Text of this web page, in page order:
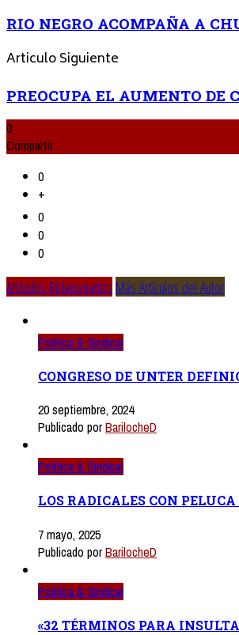
RIO NEGRO ACOMPAÑA A
Articulo Siguiente
PREOCUPA EL AUMENTO DE
0
Compartir
0
+
0
0
0
Artículos Relacionados Más Artículos del Autor
Política & Sindical
CONGRESO DE UNTER
20 septiembre, 2024
Publicado porBarilocheD
Política & Sindical
LOS RADICALES CON
7 mayo, 2025
Publicado porBarilocheD
Política & Sindical
«32 TÉRMINOS PARA